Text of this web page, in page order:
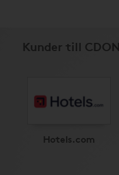
Kunder till
Hotels.com